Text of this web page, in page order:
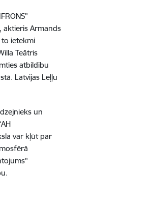
Armands
ietekmi
Teātris
atbildību
Latvijas Leļļu
un
var kļūt par